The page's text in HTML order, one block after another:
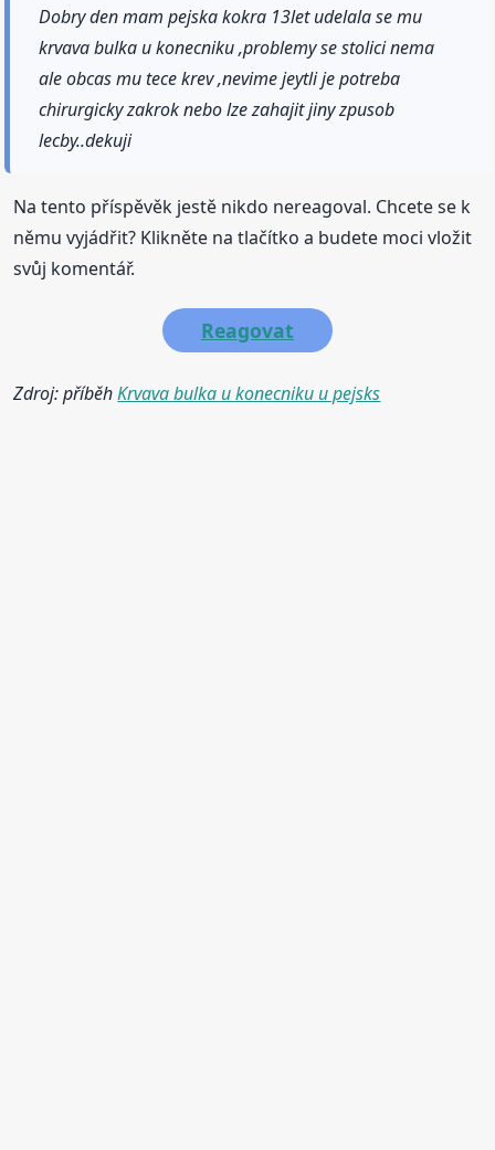
Dobry den mam pejska kokra 13let udelala se mu
krvava bulka u konecniku ,problemy se stolici nema
ale obcas mu tece krev ,nevime jeytli je potreba
chirurgicky zakrok nebo lze zahajit jiny zpusob
lecby..dekuji
Na tento příspěvěk jestě nikdo nereagoval. Chcete se k
němu vyjádřit? Klikněte na tlačítko a budete moci vložit
svůj komentář.
Reagovat
Zdroj: příběhKrvava bulka u konecniku u pejsks